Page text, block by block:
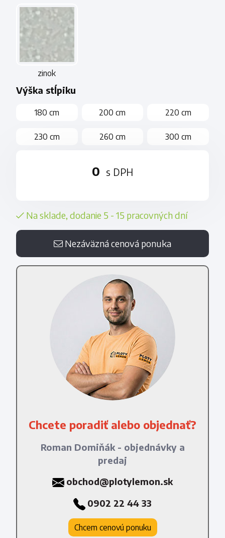
zinok
Výška stĺpiku
180 cm 200 cm 220 cm
230 cm 260 cm 300 cm
0 s DPH
Na sklade, dodanie 5 - 15 pracovných dní
Nezáväzná cenová ponuka
Chcete poradiť alebo objednať?
Roman Domiňák - objednávky a
predaj
obchod@plotylemon.sk
0902 22 44 33
Chcem cenovú ponuku